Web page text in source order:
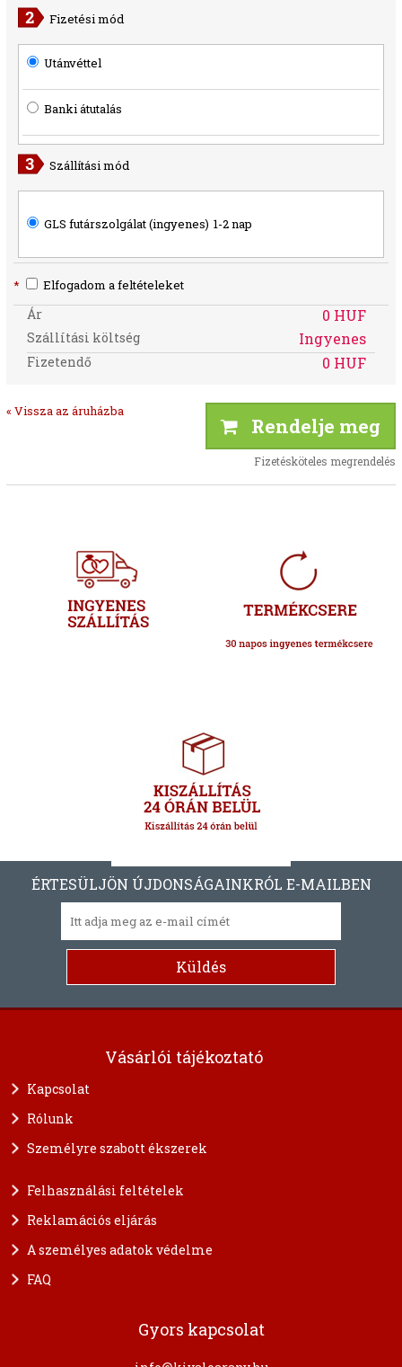
Fizetési mód
Utánvéttel
Banki átutalás
Szállítási mód
GLS futárszolgálat (ingyenes) 1-2 nap
* Elfogadom a feltételeket
Ár 0 HUF
Szállítási költség Ingyenes
Fizetendő 0 HUF
« Vissza az áruházba
Rendelje meg
Fizetésköteles megrendelés
ÉRTESÜLJÖN ÚJDONSÁGAINKRÓL E-MAILBEN
Vásárlói tájékoztató
Kapcsolat
Rólunk
Személyre szabott ékszerek
Felhasználási feltételek
Reklamációs eljárás
A személyes adatok védelme
FAQ
Gyors kapcsolat